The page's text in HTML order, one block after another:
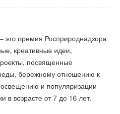
это премия Росприроднадзора
креативные идеи,
посвященные
бережному отношению к
и популяризации
в возрасте от 7 до 16 лет.